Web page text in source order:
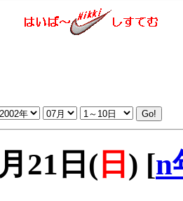
21日( 日 ) [n